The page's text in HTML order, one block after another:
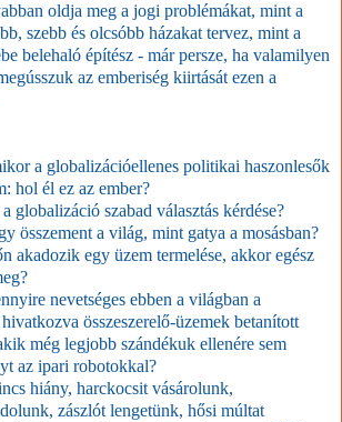
oldja meg a jogi problémákat, mint a
szebb és olcsóbb házakat tervez, mint a
belehaló építész - már persze, ha valamilyen
az emberiség kiirtását ezen a
a globalizációellenes politikai haszonlesők
hol él ez az ember?
globalizáció szabad választás kérdése?
összement a világ, mint gatya a mosásban?
akadozik egy üzem termelése, akkor egész
nevetséges ebben a világban a
összeszerelő-üzemek betanított
még legjobb szándékuk ellenére sem
az ipari robotokkal?
hiány, harckocsit vásárolunk,
zászlót lengetünk, hősi múltat